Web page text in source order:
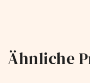
Ähnliche